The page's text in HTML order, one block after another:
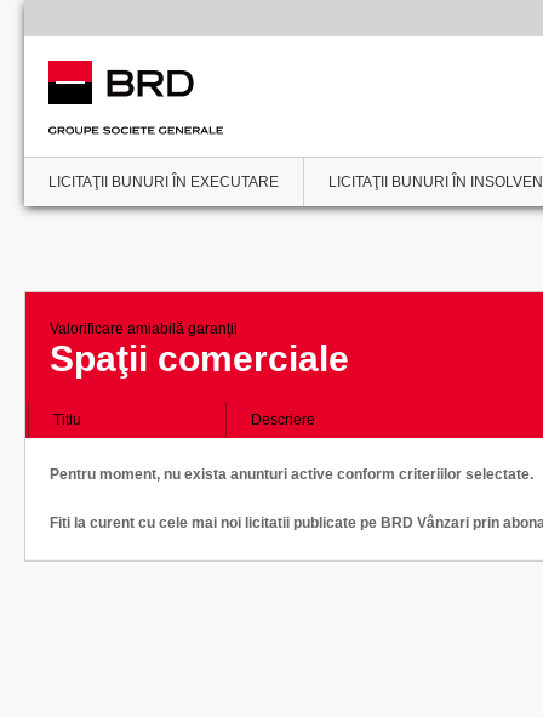
LICITAŢII BUNURI ÎN EXECUTARE LICITAŢII BUNURI ÎN
Valorificare amiabilă garanţii
Spaţii comerciale
Titlu Descriere
Pentru moment, nu exista anunturi active conform criteriilor selectate.
Fiti la curent cu cele mai noi licitatii publicate pe BRD Vânzari prin